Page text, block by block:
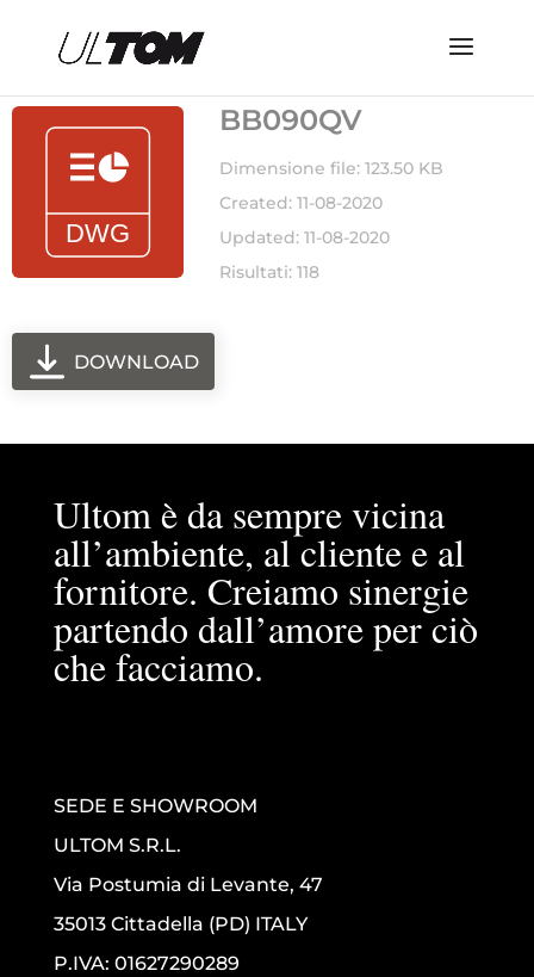
BB090QV
Dimensione file: 123.50 KB
Created: 11-08-2020
Updated: 11-08-2020
Risultati: 118
DOWNLOAD
Ultom è da sempre vicina
all’ambiente, al cliente e al
fornitore. Creiamo sinergie
partendo dall’amore per ciò
che facciamo.
SEDE E SHOWROOM
ULTOM S.R.L.
Via Postumia di Levante, 47
35013 Cittadella (PD) ITALY
P.IVA: 01627290289